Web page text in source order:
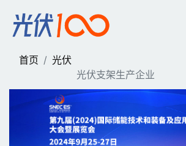
光伏支架生产企
首页
光伏
光伏支架生产企业